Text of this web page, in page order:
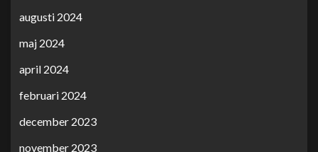
augusti 2024
maj 2024
april 2024
februari 2024
december 2023
november 2023